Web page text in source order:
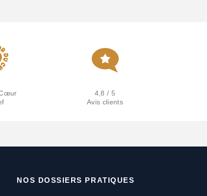
4,8 / 5
Avis clients
NOS DOSSIERS PRATIQUES